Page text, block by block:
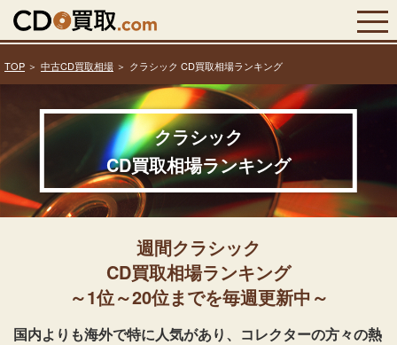
TOP 中古CD買取相場 クラシック CD買取相場ランキング
クラシック
CD買取相場ランキング
週間クラシック
CD買取相場ランキング
～1位～20位までを毎週更新中～
国内よりも海外で特に人気があり、コレクターの方々の熱